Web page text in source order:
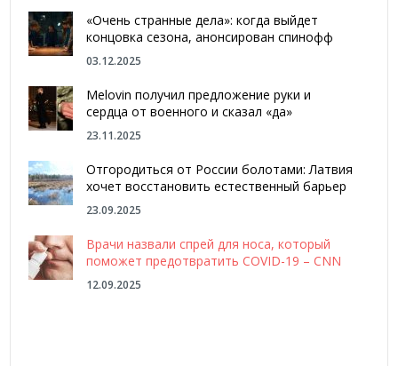
«Очень странные дела»: когда выйдет
концовка сезона, анонсирован спинофф
03.12.2025
Melovin получил предложение руки и
сердца от военного и сказал «да»
23.11.2025
Отгородиться от России болотами: Латвия
хочет восстановить естественный барьер
23.09.2025
Врачи назвали спрей для носа, который
поможет предотвратить COVID-19 – CNN
12.09.2025